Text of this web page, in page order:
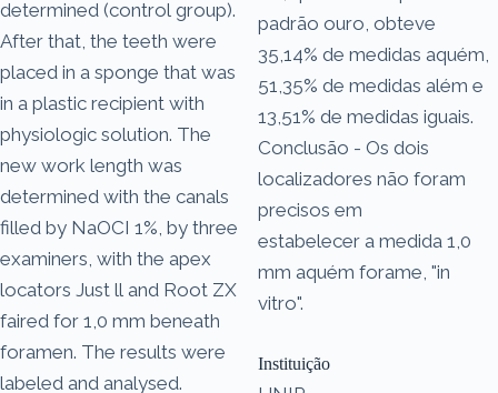
determined (control group).
After that, the teeth were
placed in a sponge that was
in a plastic recipient with
physiologic solution. The
new work length was
determined with the canals
filled by NaOCI 1%, by three
examiners, with the apex
locators Just ll and Root ZX
faired for 1,0 mm beneath
foramen. The results were
labeled and analysed.
padrão ouro, obteve
35,14% de medidas aquém,
51,35% de medidas além e
13,51% de medidas iguais.
Conclusão - Os dois
localizadores não foram
precisos em
estabelecer a medida 1,0
mm aquém forame, "in
vitro".
Instituição